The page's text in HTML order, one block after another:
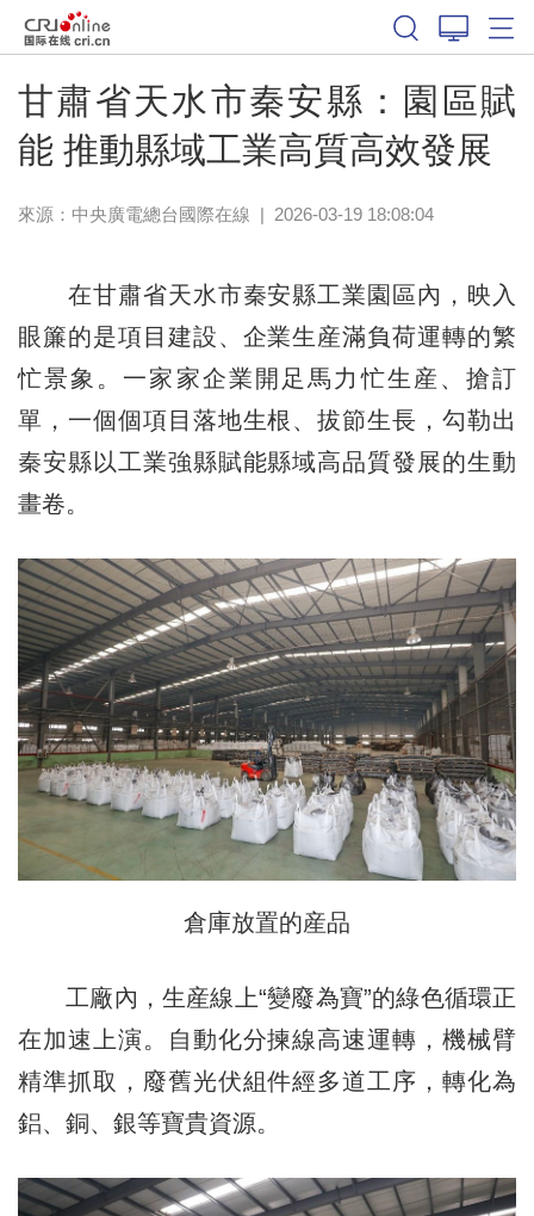
甘肅省天水市秦安縣：園區賦
能 推動縣域工業高質高效發展
來源：中央廣電總台國際在線 | 2026-03-19 18:08:04
在甘肅省天水市秦安縣工業園區內，映入
眼簾的是項目建設、企業生産滿負荷運轉的繁
忙景象。一家家企業開足馬力忙生産、搶訂
單，一個個項目落地生根、拔節生長，勾勒出
秦安縣以工業強縣賦能縣域高品質發展的生動
畫卷。
倉庫放置的産品
工廠內，生産線上“變廢為寶”的綠色循環正
在加速上演。自動化分揀線高速運轉，機械臂
精準抓取，廢舊光伏組件經多道工序，轉化為
鋁、銅、銀等寶貴資源。